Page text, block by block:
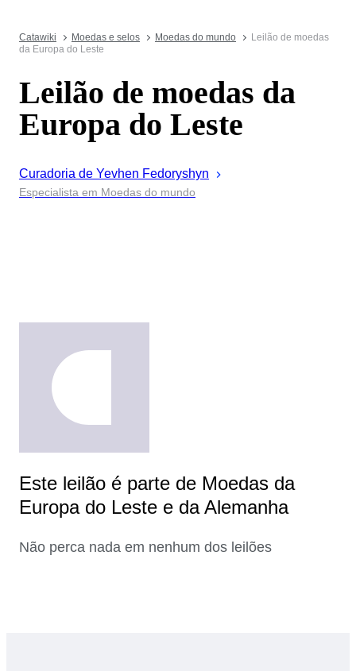
Catawiki Moedas e selos Moedas do mundo
Leilão de moedas
da Europa do Leste
Leilão de moedas da
Europa do Leste
Curadoria de Yevhen Fedoryshyn
Especialista em Moedas do mundo
Este leilão é parte de Moedas da
Europa do Leste e da Alemanha
Não perca nada em nenhum dos leilões